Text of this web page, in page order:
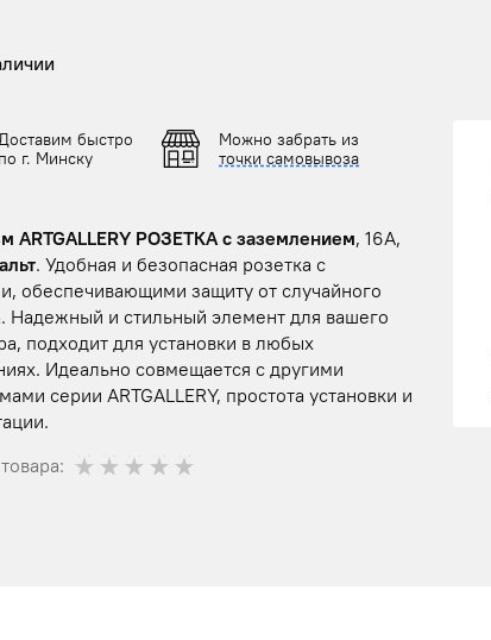
быстро
по г. Минску
Можно забрать из
точки самовывоза
ARTGALLERY РОЗЕТКА с заземлением, 16А,
. Удобная и безопасная розетка с
обеспечивающими защиту от случайного
Надежный и стильный элемент для вашего
подходит для установки в любых
Идеально совмещается с другими
серии ARTGALLERY, простота установки и